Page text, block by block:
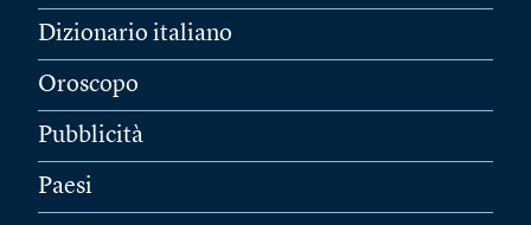
Dizionario italiano
Oroscopo
Pubblicità
Paesi